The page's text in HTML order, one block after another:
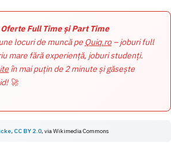
Full Time și Part Time
locuri de muncă pe Quiq.ro– joburi full
mare fără experiență, joburi studenți.
în mai puțin de 2 minute și găsește
🚀
, CC BY 2.0, viaWikimedia Commons